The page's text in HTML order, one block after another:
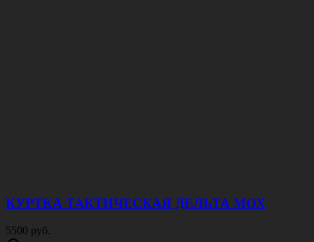
КУРТКА ТАКТИЧЕСКАЯ ДЕЛЬТА МОХ
5500 руб.